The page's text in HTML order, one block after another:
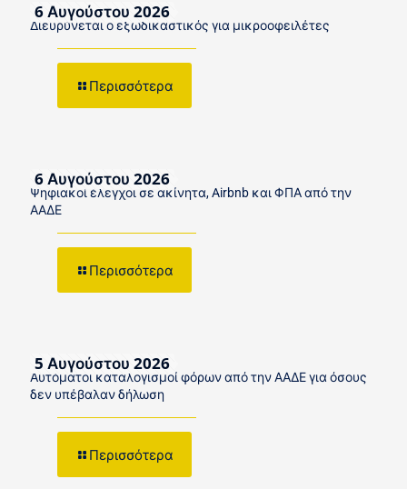
6 Αυγούστου 2026
Διευρύνεται ο εξωδικαστικός για μικροοφειλέτες
Περισσότερα
6 Αυγούστου 2026
Ψηφιακοί έλεγχοι σε ακίνητα, Airbnb και ΦΠΑ από την
ΑΑΔΕ
Περισσότερα
5 Αυγούστου 2026
Αυτόματοι καταλογισμοί φόρων από την ΑΑΔΕ για όσους
δεν υπέβαλαν δήλωση
Περισσότερα